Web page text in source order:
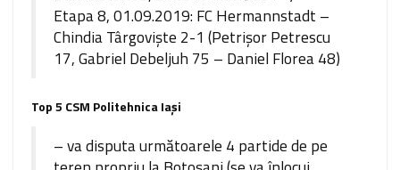
Etapa 8, 01.09.2019: FC Hermannstadt –
Chindia Târgoviște 2-1 (Petrișor Petrescu
17, Gabriel Debeljuh 75 – Daniel Florea 48)
Top 5 CSM Politehnica Iași
– va disputa următoarele 4 partide de pe